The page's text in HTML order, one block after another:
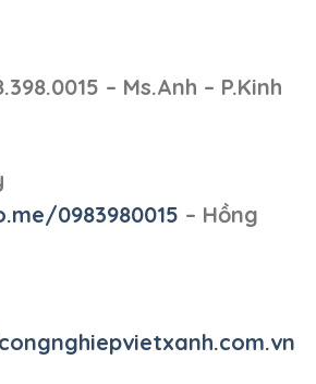
– Ms.Anh – P.Kinh
0983980015 – Hồng